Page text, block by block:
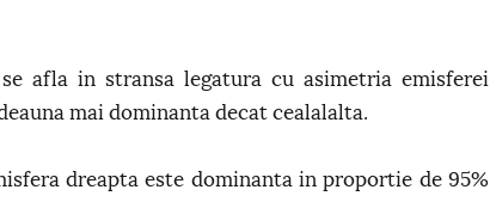
afla in stransa legatura cu asimetria emisferei
mai dominanta decat cealalalta.
dreapta este dominanta in proportie de 95%